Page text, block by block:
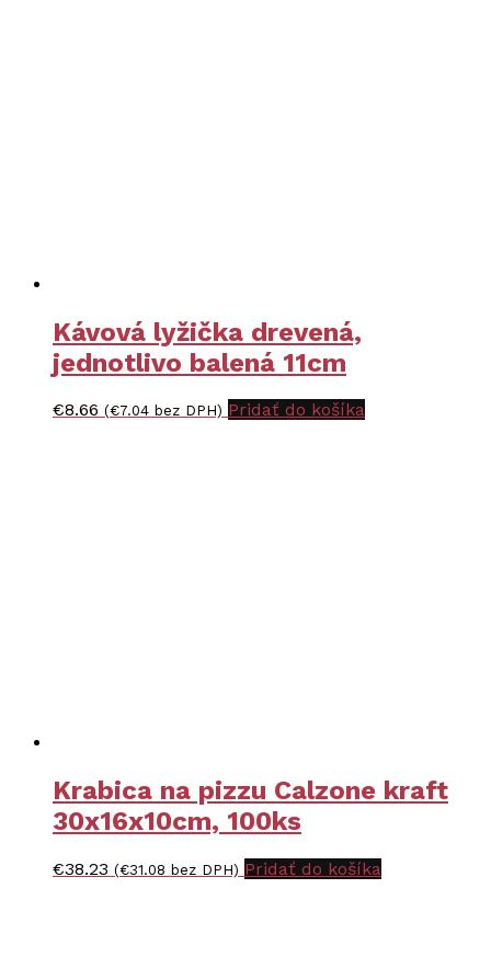
Kávová lyžička drevená,
jednotlivo balená 11cm
€8.66 (€7.04 bez DPH) Pridať do košíka
Krabica na pizzu Calzone kraft
30x16x10cm, 100ks
€38.23 (€31.08 bez DPH) Pridať do košíka